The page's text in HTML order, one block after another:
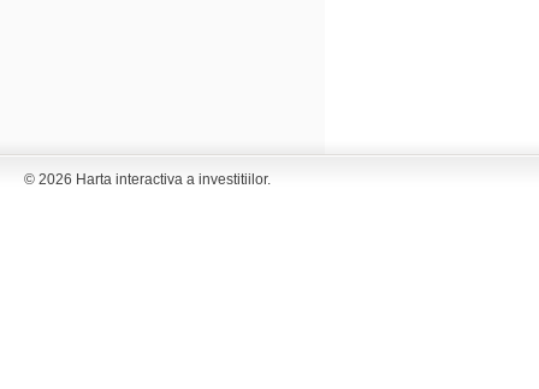
© 2026 Harta interactiva a investitiilor.